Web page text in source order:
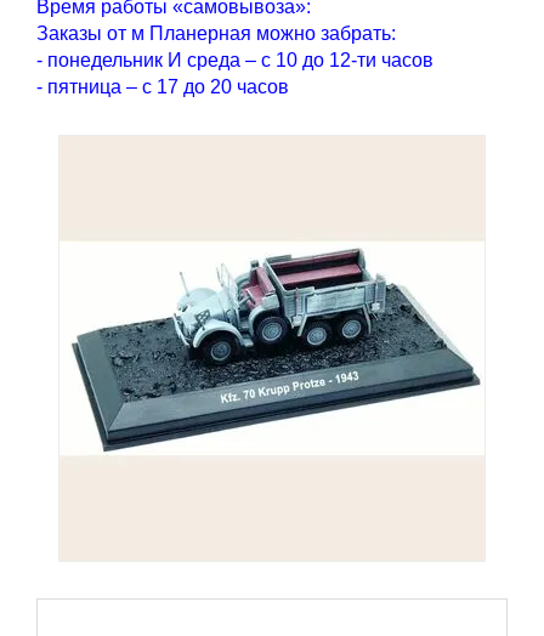
Время работы «самовывоза»:
Заказы от м Планерная можно забрать:
- понедельник И среда – с 10 до 12-ти часов
- пятница – с 17 до 20 часов